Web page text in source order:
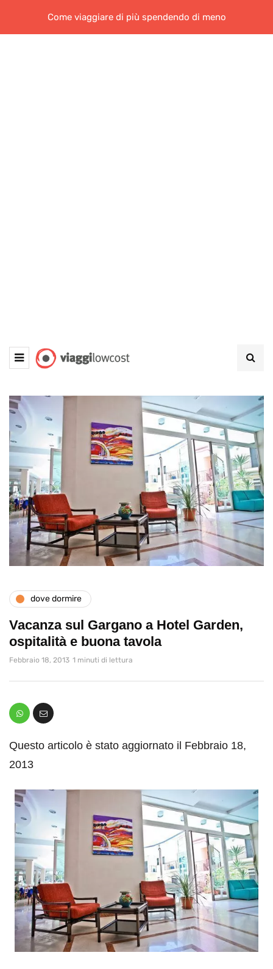
Come viaggiare di più spendendo di meno
dove dormire
Vacanza sul Gargano a Hotel Garden,
ospitalità e buona tavola
Febbraio 18, 2013 1 minuti di lettura
Questo articolo è stato aggiornato il Febbraio 18,
2013